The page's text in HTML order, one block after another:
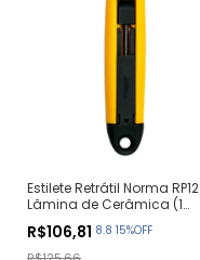
Estilete Retrátil Norma RP12
Lâmina de Cerâmica (1
R$106,81 8.8 15%OFF